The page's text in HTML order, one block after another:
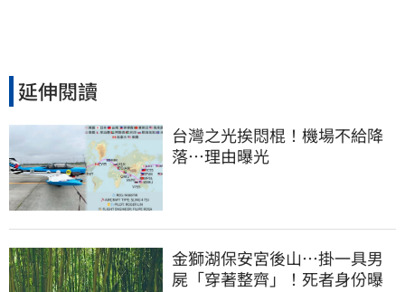
延伸閱讀
台灣之光挨悶棍！機場不給降
落…理由曝光
金獅湖保安宮後山…掛一具男
屍「穿著整齊」！死者身份曝